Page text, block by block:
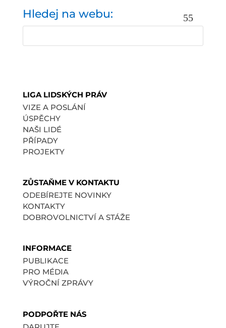
Hledej na webu:
LIGA LIDSKÝCH PRÁV
VIZE A POSLÁNÍ
ÚSPĚCHY
NAŠI LIDÉ
PŘÍPADY
PROJEKTY
ZŮSTAŇME V KONTAKTU
ODEBÍREJTE NOVINKY
KONTAKTY
DOBROVOLNICTVÍ A STÁŽE
INFORMACE
PUBLIKACE
PRO MÉDIA
VÝROČNÍ ZPRÁVY
PODPOŘTE NÁS